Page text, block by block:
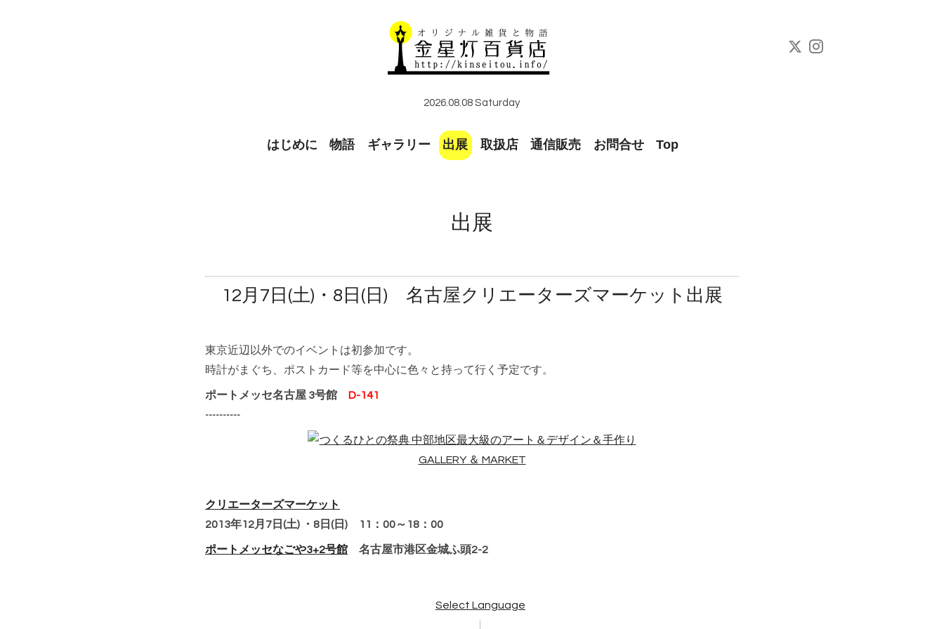
2026.08.08 Saturday
はじめに 物語 ギャラリー 出展 取扱店 通信販売 お問合せ Top
出展
12月7日(土)・8日(日) 名古屋クリエーターズマーケット出展
東京近辺以外でのイベントは初参加です。
時計がまぐち、ポストカード等を中心に色々と持って行く予定です。
ポートメッセ名古屋 3号館 D-141
----------
クリエーターズマーケット
2013年12月7日(土) ・8日(日) 11：00～18：00
ポートメッセなごや3+2号館 名古屋市港区金城ふ頭2-2
Select Language